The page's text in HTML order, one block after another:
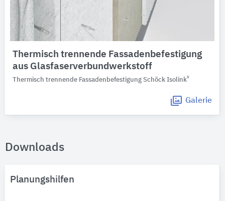
Thermisch trennende Fassadenbefestigung
aus Glasfaserverbundwerkstoff
Thermisch trennende Fassadenbefestigung Schöck Isolink®
Galerie
Downloads
Planungshilfen